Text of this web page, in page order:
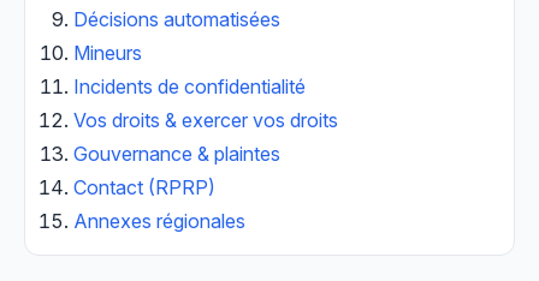
Décisions automatisées
Mineurs
Incidents de confidentialité
Vos droits & exercer vos droits
Gouvernance & plaintes
Contact (RPRP)
Annexes régionales